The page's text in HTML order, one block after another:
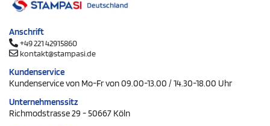
Anschrift
+49 221 42915860
kontakt@stampasi.de
Kundenservice
Kundenservice von Mo-Fr von 09.00-13.00 / 14.30-18.00 Uhr
Unternehmenssitz
Richmodstrasse 29 - 50667 Köln